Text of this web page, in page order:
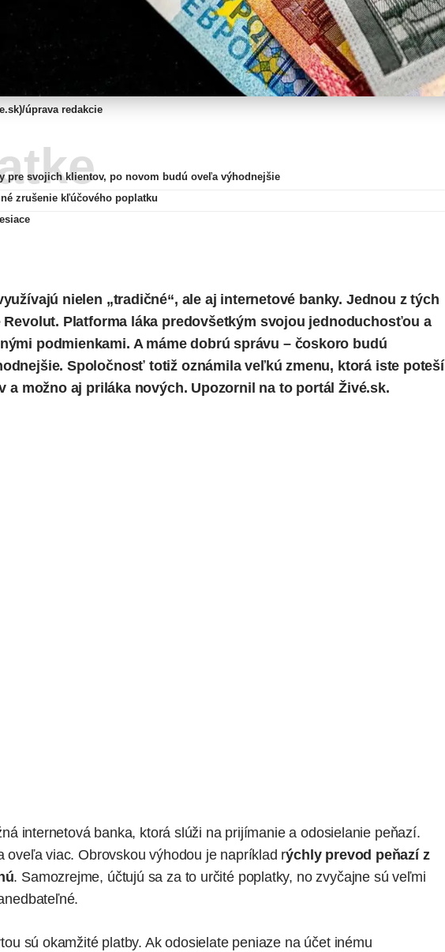
úprava redakcie
pre svojich klientov, po novom budú oveľa výhodnejšie
zrušenie kľúčového poplatku
nielen „tradičné“, ale aj internetové banky. Jednou z tých
Platforma láka predovšetkým svojou jednoduchosťou a
podmienkami. A máme dobrú správu – čoskoro budú
Spoločnosť totiž oznámila veľkú zmenu, ktorá iste poteší
a možno aj priláka nových. Upozornil na to portál Živé.sk.
internetová banka, ktorá slúži na prijímanie a odosielanie peňazí.
oveľa viac. Obrovskou výhodou je napríklad rýchly prevod peňazí z
. Samozrejme, účtujú sa za to určité poplatky, no zvyčajne sú veľmi
sú okamžité platby. Ak odosielate peniaze na účet inému